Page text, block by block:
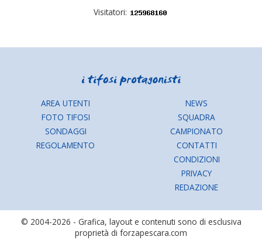
Visitatori:
AREA UTENTI
FOTO TIFOSI
SONDAGGI
REGOLAMENTO
NEWS
SQUADRA
CAMPIONATO
CONTATTI
CONDIZIONI
PRIVACY
REDAZIONE
© 2004-2026 - Grafica, layout e contenuti sono di esclusiva
proprietà di forzapescara.com